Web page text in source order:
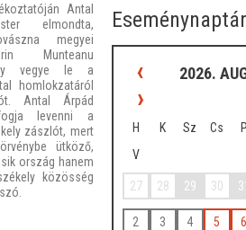
Antal
elmondta,
megyei
Munteanu
vegye le a
homlokzatáról
Antal Árpád
levenni a
zászlót, mert
ütköző,
ország hanem
közösség
Eseménynaptár
‹ 2026.
›
H K Sz Cs P
V
27 28 29 30 31
2 3 4 5 6